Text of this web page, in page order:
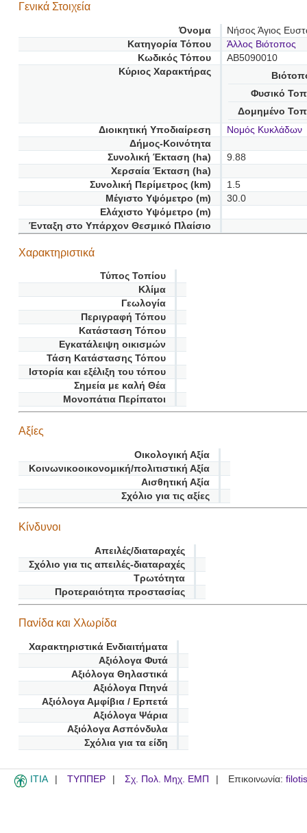
Γενικά Στοιχεία
Όνομα
Νήσος Άγιος
Κατηγορία Τόπου
Άλλος Βιότοπος
Κωδικός Τόπου
AB5090010
Κύριος Χαρακτήρας
Φυσικό
Δομημένο
Διοικητική Υποδιαίρεση
Νομός Κυκλάδων
Δήμος-Κοινότητα
Συνολική Έκταση (ha)
9.88
Χερσαία Έκταση (ha)
Συνολική Περίμετρος (km)
1.5
Μέγιστο Υψόμετρο (m)
30.0
Ελάχιστο Υψόμετρο (m)
Ένταξη στο Υπάρχον Θεσμικό Πλαίσιο
Χαρακτηριστικά
Τύπος Τοπίου
Κλίμα
Γεωλογία
Περιγραφή Τόπου
Κατάσταση Τόπου
Εγκατάλειψη οικισμών
Τάση Κατάστασης Τόπου
Ιστορία και εξέλιξη του τόπου
Σημεία με καλή Θέα
Μονοπάτια Περίπατοι
Αξίες
Οικολογική Αξία
Κοινωνικοοικονομική/πολιτιστική Αξία
Αισθητική Αξία
Σχόλιο για τις αξίες
Κίνδυνοι
Απειλές/διαταραχές
Σχόλιο για τις απειλές-διαταραχές
Τρωτότητα
Προτεραιότητα προστασίας
Πανίδα και Χλωρίδα
Χαρακτηριστικά Ενδιαιτήματα
Αξιόλογα Φυτά
Αξιόλογα Θηλαστικά
Αξιόλογα Πτηνά
Αξιόλογα Αμφίβια / Ερπετά
Αξιόλογα Ψάρια
Αξιόλογα Ασπόνδυλα
Σχόλια για τα είδη
ITIA ΤΥΠΠΕΡ Σχ. Πολ. Μηχ. ΕΜΠ Επικοινωνία: